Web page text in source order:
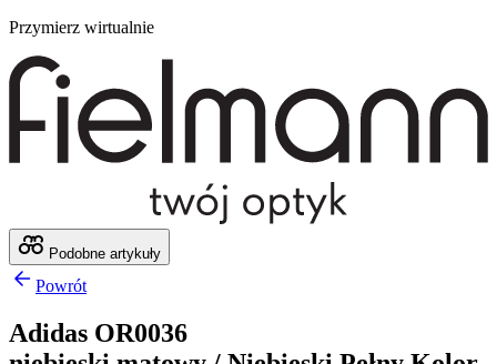
Przymierz wirtualnie
Podobne artykuły
Powrót
Adidas OR0036